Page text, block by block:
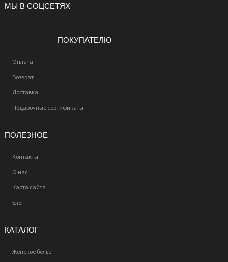
МЫ В СОЦСЕТЯХ
ПОКУПАТЕЛЮ
Оплата
Возврат
Доставка
Подарочные сертификаты
ПОЛЕЗНОЕ
Контакты
О нас
Карта сайта
Блог
КАТАЛОГ
Женское белье